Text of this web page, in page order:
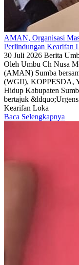
AMAN, Organisasi
Perlindungan Kearifan
30 Juli 2026 Berita
Oleh Umbu Ch Nusa
(AMAN) Sumba
(WGII), KOPPESDA,
Hidup Kabupaten
bertajuk
Kearifan Loka
Baca Selengkapnya